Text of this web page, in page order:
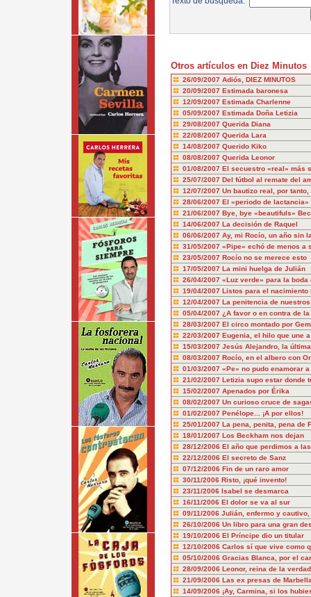
Otros artículos en Diez Minutos
26/09/2007 Adiós, DIEZ MINUTOS
20/09/2007 Estimada baronesa
12/09/2007 Estimada Charlenne
05/09/2007 Estimada Doña Letizia
29/08/2007 Querida Diana
22/08/2007 Querida Lara
14/08/2007 Querido Kiko
08/08/2007 Querida Leonor
01/08/2007 El secuestro «real» más
25/07/2007 Del fútbol al remate del
12/07/2007 Un bautizo real, por
28/06/2007 El «periodo de lactancia»
21/06/2007 Bye, bye «beautifuls»
14/06/2007 La decisión de Raquel
06/06/2007 Ay, mi Rocío, un año sin
31/05/2007 «Pipe» echó de menos a
23/05/2007 Rocío no se merece esto
17/05/2007 La mini huelga de Julián
26/04/2007 «Luz verde» para la boda
19/04/2007 Listos para el nacimiento
12/04/2007 La penitencia de
05/04/2007 ¿A favor o en contra de
28/03/2007 El circo montado por
22/03/2007 Eugenia, el hilo que une
15/03/2007 Jesús Alejandro, la
08/03/2007 Rocío, en el albero con
01/03/2007 «Pe» no pudo enamorar
21/02/2007 Letizia supo estar donde
15/02/2007 Apenados por Érika
08/02/2007 Un curioso cruce de
01/02/2007 Penélope... ¡A por ellos!
25/01/2007 La pena, penita, pena de
18/01/2007 Los Beckham nos dejan
28/12/2006 El año que perdimos a
22/12/2006 El secreto de Sanz
07/12/2006 Fin de un raro amor
30/11/2006 Risto, ¡qué invento!
23/11/2006 Isabel se desmarca
16/11/2006 El dolor se va al sur
09/11/2006 Julián, enfermo y
26/10/2006 Un libro para una gran
19/10/2006 El Príncipe dio un titular
12/10/2006 Carlos sí que vive como
05/10/2006 Gracias Blanca, por el
28/09/2006 Leonor, reina de la
21/09/2006 Las ex presas de
14/09/2006 ¡Ay, Carmina, si los